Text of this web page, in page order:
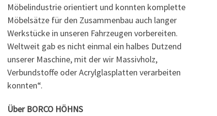
Möbelindustrie orientiert und konnten komplette
Möbelsätze für den Zusammenbau auch langer
Werkstücke in unseren Fahrzeugen vorbereiten.
Weltweit gab es nicht einmal ein halbes Dutzend
unserer Maschine, mit der wir Massivholz,
Verbundstoffe oder Acrylglasplatten verarbeiten
konnten“.
Über BORCO HÖHNS